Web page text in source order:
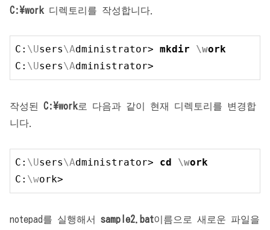
C:\work 디렉토리를 작성합니다.
C: \Users\Administrator> mkdir \work
C: \Users\Administrator>
작성된 C:\work로 다음과 같이 현재 디렉토리를 변경합
니다.
C: \Users\Administrator> cd \work
C: \work>
notepad를 실행해서 sample2.bat이름으로 새로운 파일을